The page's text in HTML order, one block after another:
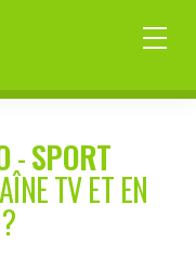
-SPORT
TV ET EN